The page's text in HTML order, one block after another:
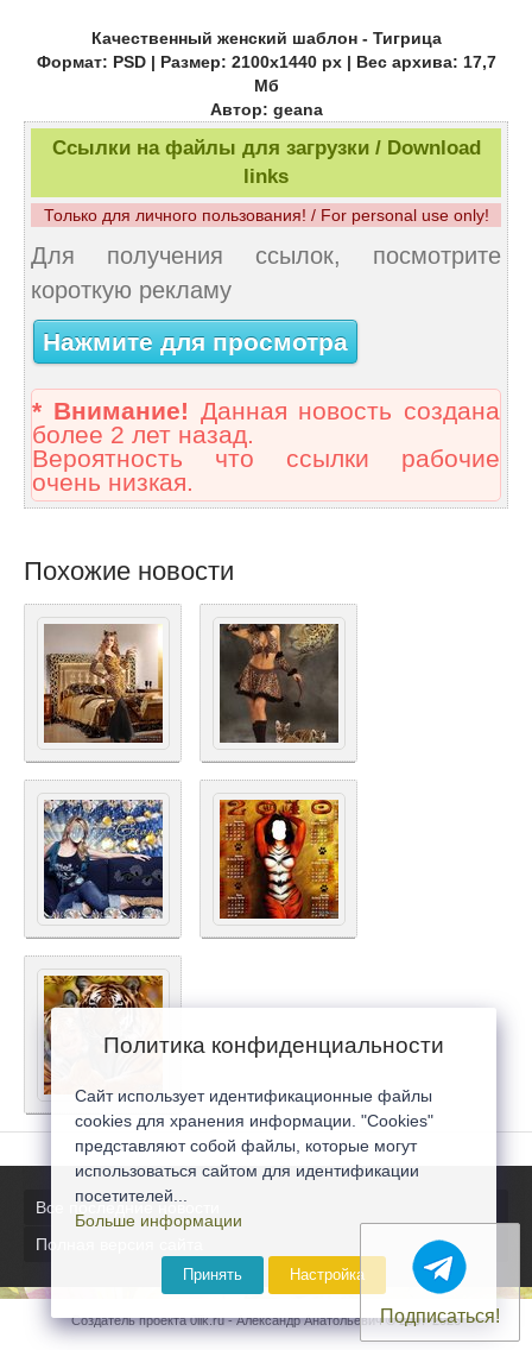
Качественный женский шаблон - Тигрица
Формат: PSD | Размер: 2100x1440 px | Вес архива: 17,7
Мб
Автор: geana
Ссылки на файлы для загрузки / Download
links
Только для личного пользования! / For personal use only!
Для получения ссылок, посмотрите
короткую рекламу
Нажмите для просмотра
* Внимание! Данная новость создана
более 2 лет назад.
Вероятность что ссылки рабочие
очень низкая.
Похожие новости
Все последние новости
Полная версия сайта
Создатель проекта 0lik.ru - Александр Анатольевич © 2007-2026
Подписаться!
Политика конфиденциальности
Сайт использует идентификационные файлы
cookies для хранения информации. "Cookies"
представляют собой файлы, которые могут
использоваться сайтом для идентификации
посетителей...
Больше информации
Принять Настройка